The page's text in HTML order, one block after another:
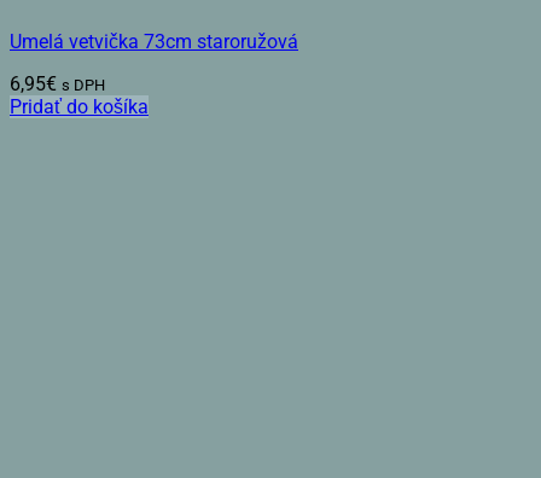
Umelá vetvička 73cm staroružová
6,95€ s DPH
Pridať do košíka